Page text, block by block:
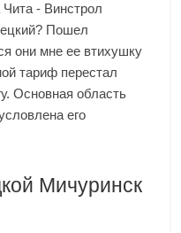
- Винстрол
Пошел
они мне ее втихушку
тариф перестал
Основная область
его
Мичуринск